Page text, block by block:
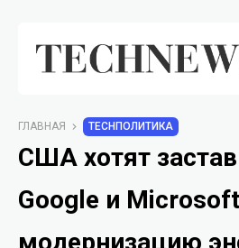
ГЛАВНАЯ TECHПОЛИТИКА
США хотят
Google и